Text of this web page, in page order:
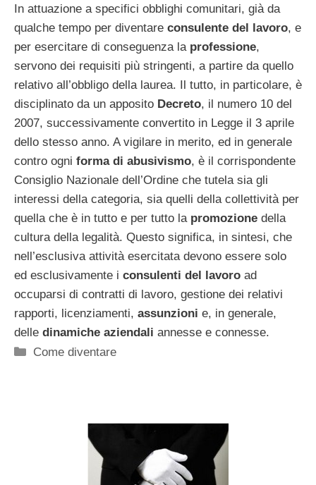
In attuazione a specifici obblighi comunitari, già da
qualche tempo per diventare consulente del lavoro, e
per esercitare di conseguenza la professione,
servono dei requisiti più stringenti, a partire da quello
relativo all’obbligo della laurea. Il tutto, in particolare, è
disciplinato da un apposito Decreto, il numero 10 del
2007, successivamente convertito in Legge il 3 aprile
dello stesso anno. A vigilare in merito, ed in generale
contro ogni forma di abusivismo, è il corrispondente
Consiglio Nazionale dell’Ordine che tutela sia gli
interessi della categoria, sia quelli della collettività per
quella che è in tutto e per tutto la promozione della
cultura della legalità. Questo significa, in sintesi, che
nell’esclusiva attività esercitata devono essere solo
ed esclusivamente i consulenti del lavoro ad
occuparsi di contratti di lavoro, gestione dei relativi
rapporti, licenziamenti, assunzioni e, in generale,
delle dinamiche aziendali annesse e connesse.
Categorie
Come diventare